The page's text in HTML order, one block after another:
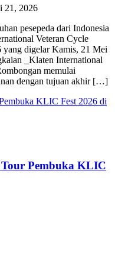
21, 2026
pesepeda dari Indonesia
Veteran Cycle
digelar Kamis, 21 Mei
_Klaten International
memulai
dengan tujuan akhir […]
Pembuka KLIC